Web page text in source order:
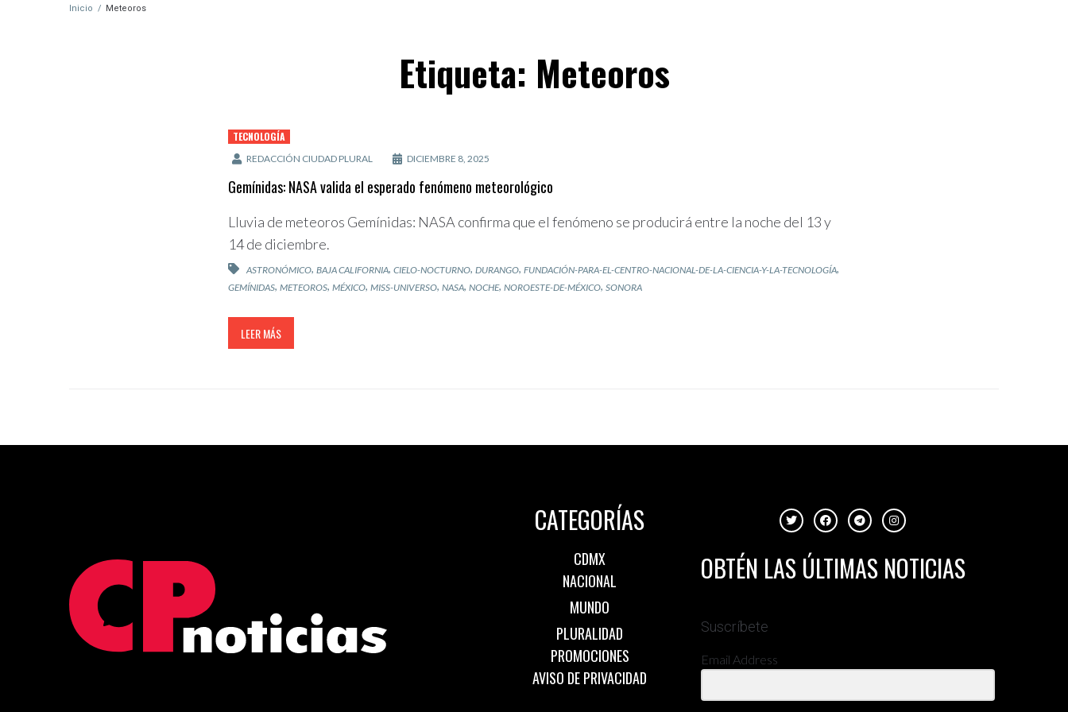
Inicio / Meteoros
Etiqueta: Meteoros
TECNOLOGÍA
REDACCIÓN CIUDAD PLURAL DICIEMBRE 8, 2025
Gemínidas: NASA valida el esperado fenómeno meteorológico
Lluvia de meteoros Gemínidas: NASA confirma que el fenómeno se producirá entre la noche del 13 y
14 de diciembre.
ASTRONÓMICO, BAJA CALIFORNIA, CIELO-NOCTURNO, DURANGO, FUNDACIÓN-PARA-EL-CENTRO-NACIONAL-DE-LA-CIENCIA-Y-LA-TECNOLOGÍA,
GEMÍNIDAS, METEOROS, MÉXICO, MISS-UNIVERSO, NASA, NOCHE, NOROESTE-DE-MÉXICO, SONORA
LEER MÁS
CATEGORÍAS
CDMX
NACIONAL
MUNDO
PLURALIDAD
PROMOCIONES
AVISO DE PRIVACIDAD
OBTÉN LAS ÚLTIMAS NOTICIAS
Suscríbete
Email Address